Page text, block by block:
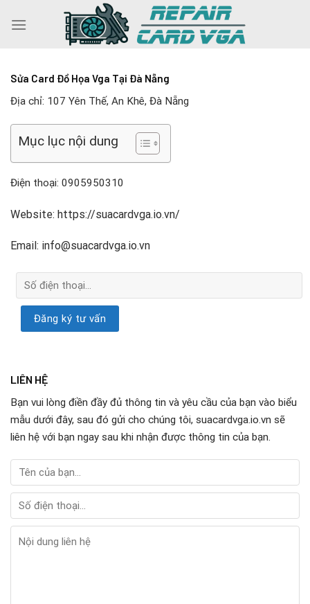
Sửa Card Đồ Họa Vga Tại Đà Nẵng
Địa chỉ: 107 Yên Thế, An Khê, Đà Nẵng
Mục lục nội dung
Điện thoại: 0905950310
Website: https://suacardvga.io.vn/
Email: info@suacardvga.io.vn
LIÊN HỆ
Bạn vui lòng điền đầy đủ thông tin và yêu cầu của bạn vào biểu
mẫu dưới đây, sau đó gửi cho chúng tôi, suacardvga.io.vn sẽ
liên hệ với bạn ngay sau khi nhận được thông tin của bạn.